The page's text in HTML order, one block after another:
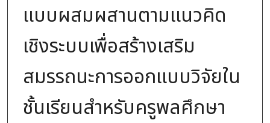
แบบผสมผสานตามแนวคิด
เชิงระบบเพื่อสร้างเสริม
สมรรถนะการออกแบบวิจัยใน
ชั้นเรียนสำหรับครูพลศึกษา